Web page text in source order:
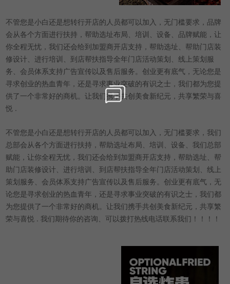
不管您是小白还是想转行开店的人员都可以加入，无门槛要求，品牌
会从各个方面进行扶持，帮助选址布局、培训、设备、品牌赋能，让
你全程无忧，我们还会给到加盟商开店支持，帮助选址、帮助门店装
修设计、进行培训、到店帮扶指导全年门店活动策划、线上策划服
务、会员体系支持广告宣传以及售后服务。创业更有底气，无论您是
寻求创业的热血青年，还是寻求事业突破的有识之士，我们都为您提
供了一个非常好的商机。让我们携手共创美食新纪元，共享繁荣与喜
悦 .
不管您是小白还是想转行开店的人员都可以加入，无门槛要求，我们
总部会从各个方面进行扶持，帮助选址布局、培训、设备、我们总部
赋能，让你全程无忧，我们还会给到加盟商开店支持，帮助选址、帮
助门店装修设计、进行培训、到店帮扶指导全年门店活动策划、线上
策划服务、会员体系支持广告宣传以及售后服务。创业更有底气，无
论您是寻求创业的热血青年，还是寻求事业突破的有识之士，我们都
为您提供了一个非常好的商机。让我们携手共创美食新纪元，共享繁
荣与喜悦 . 我们期待你的咨询、可以拨打热线电话联系我们！！！！